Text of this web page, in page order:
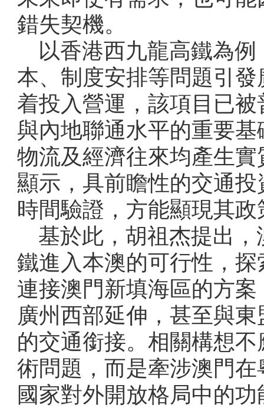
錯失契機。
以香港西九龍高鐵為
本、制度安排等問題引
着投入營運，該項目已
與內地聯通水平的重要
物流及經濟往來均產生
顯示，具前瞻性的交通
時間驗證，方能顯現其
基於此，胡祖杰提出
鐵進入本澳的可行性，
連接澳門新填海區的方
廣州西部延伸，甚至與
的交通銜接。相關構想
術問題，而是牽涉澳門
國家對外開放格局中的